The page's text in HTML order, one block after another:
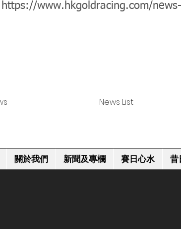
https://www.hkgoldracing.com/
News List
關於我們 新聞及專欄 賽日心水 昔